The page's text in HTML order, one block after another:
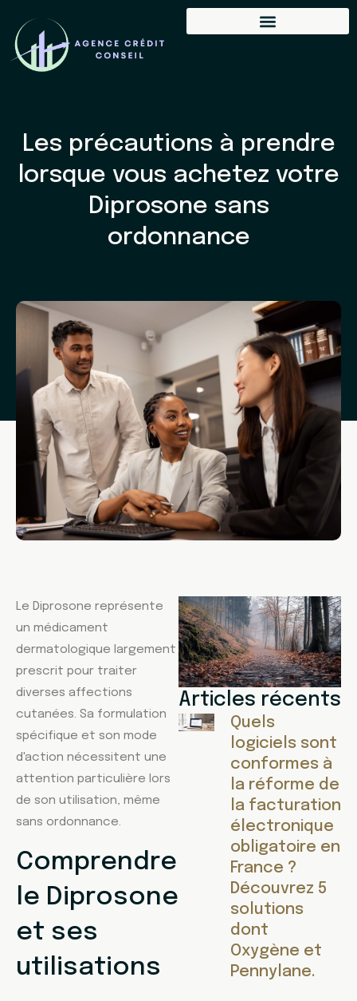
Les précautions à prendre
lorsque vous achetez votre
Diprosone sans
ordonnance
Le Diprosone représente
un médicament
dermatologique largement
prescrit pour traiter
diverses affections
cutanées. Sa formulation
spécifique et son mode
d'action nécessitent une
attention particulière lors
de son utilisation, même
sans ordonnance.
Comprendre
le Diprosone
et ses
utilisations
Articles récents
Quels
logiciels sont
conformes à
la réforme de
la facturation
électronique
obligatoire en
France ?
Découvrez 5
solutions
dont
Oxygène et
Pennylane.